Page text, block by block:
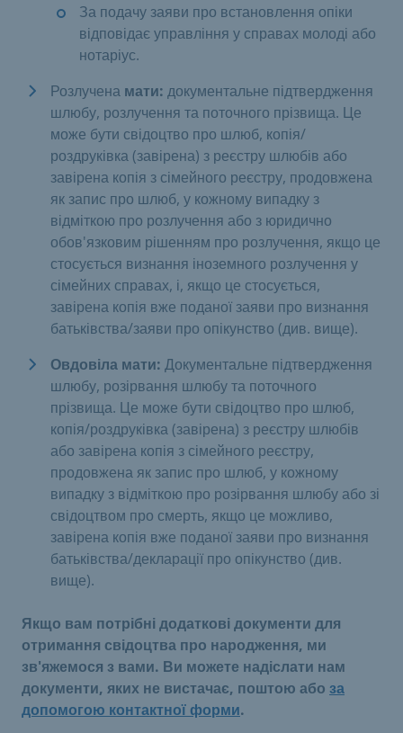
За подачу заяви про встановлення опіки
відповідає управління у справах молоді або
нотаріус.
Розлучена мати: документальне підтвердження
шлюбу, розлучення та поточного прізвища. Це
може бути свідоцтво про шлюб, копія/
роздруківка (завірена) з реєстру шлюбів або
завірена копія з сімейного реєстру, продовжена
як запис про шлюб, у кожному випадку з
відміткою про розлучення або з юридично
обов'язковим рішенням про розлучення, якщо це
стосується визнання іноземного розлучення у
сімейних справах, і, якщо це стосується,
завірена копія вже поданої заяви про визнання
батьківства/заяви про опікунство (див. вище).
Овдовіла мати: Документальне підтвердження
шлюбу, розірвання шлюбу та поточного
прізвища. Це може бути свідоцтво про шлюб,
копія/роздруківка (завірена) з реєстру шлюбів
або завірена копія з сімейного реєстру,
продовжена як запис про шлюб, у кожному
випадку з відміткою про розірвання шлюбу або зі
свідоцтвом про смерть, якщо це можливо,
завірена копія вже поданої заяви про визнання
батьківства/декларації про опікунство (див.
вище).
Якщо вам потрібні додаткові документи для
отримання свідоцтва про народження, ми
зв'яжемося з вами. Ви можете надіслати нам
документи, яких не вистачає, поштою або за
допомогою контактної форми.